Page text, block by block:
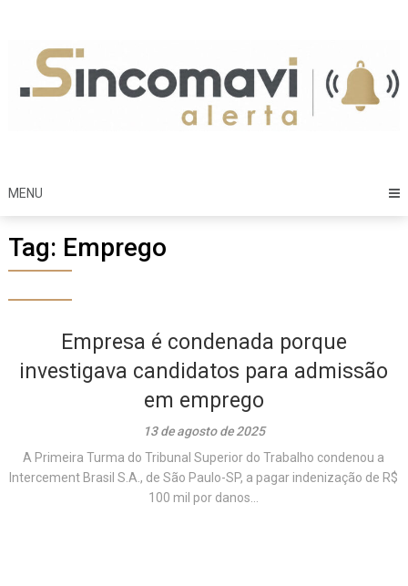
content
MENU
Tag: Emprego
Empresa é condenada porque
investigava candidatos para admissão
em emprego
13 de agosto de 2025
A Primeira Turma do Tribunal Superior do Trabalho condenou a
Intercement Brasil S.A., de São Paulo-SP, a pagar indenização de R$
100 mil por danos...